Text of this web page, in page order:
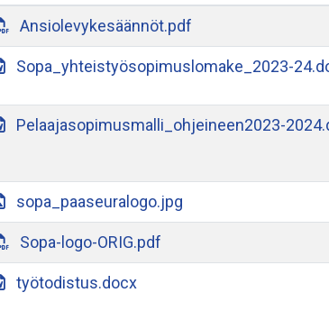
Ansiolevykesäännöt.pdf
Sopa_yhteistyösopimuslomake_2023-
Pelaajasopimusmalli_ohjeineen2023-
sopa_paaseuralogo.jpg
Sopa-logo-ORIG.pdf
työtodistus.docx